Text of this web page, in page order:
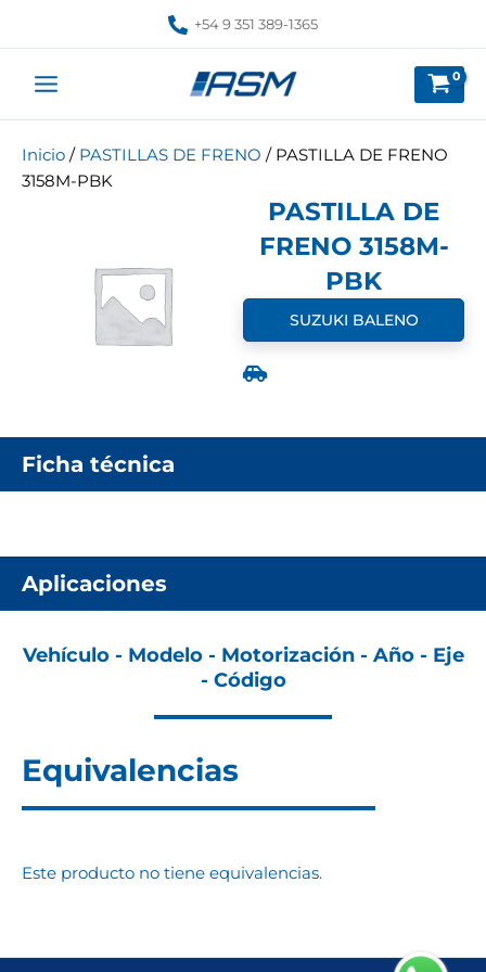
+54 9 351 389-1365
Inicio / PASTILLAS DE FRENO / PASTILLA DE FRENO
3158M-PBK
PASTILLA DE
FRENO 3158M-
PBK
SUZUKI BALENO
Ficha técnica
Aplicaciones
Vehículo - Modelo - Motorización - Año - Eje
- Código
Equivalencias
Este producto no tiene equivalencias.